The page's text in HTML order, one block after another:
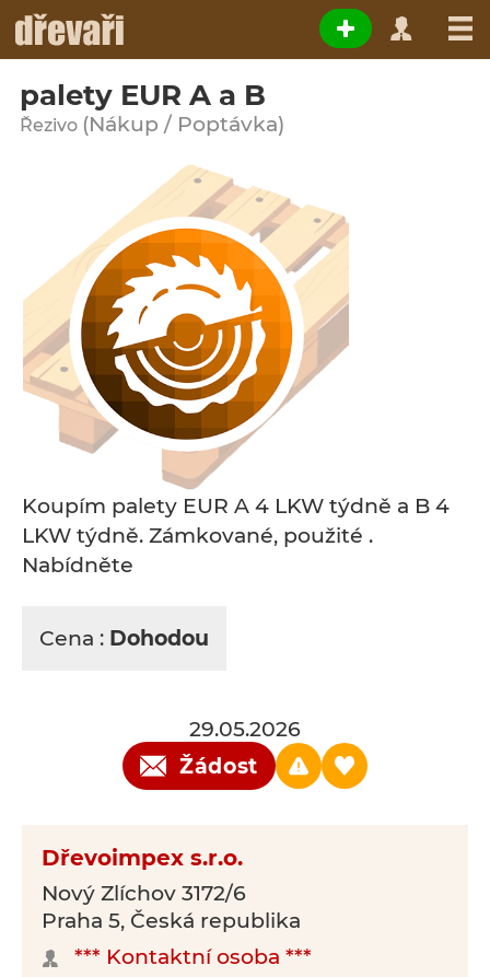
palety EUR A a B
Řezivo (Nákup / Poptávka)
Koupím palety EUR A 4 LKW týdně a B 4
LKW týdně. Zámkované, použité .
Nabídněte
Cena : Dohodou
29.05.2026
Žádost
Dřevoimpex s.r.o.
Nový Zlíchov 3172/6
Praha 5, Česká republika
*** Kontaktní osoba ***